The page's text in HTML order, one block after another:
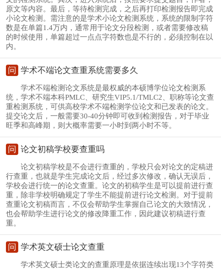
原文等内容。最后，等待检测完成，之后再打印检测报告即完成
小论文检测。需注意的是学术小论文检测系统，系统的限制字符
数是在单篇1.4万内，通常用于论文分段检测，或者需要修改稿
的时候使用，单篇超过一点点字符数也是不行的，必须控制在以
内。
问 学术不端论文查重系统需要多久
学术不端检测论文系统是最权威的本硕博学位论文检测系
统，学术不端本科PMLC、研究生VIP5.1/TMLC2、职称等论文查
重检测系统，可供高校学术不端检测学位论文和已发表的论文。
提交论文后，一般需要30-40分钟即可收到检测报告，对于毕业
旺季和高峰期，则大概率需要一小时到两小时不等。
问 论文初稿学校要查重吗
论文初稿学校是不会进行查重的，学校只会对论文的定稿进
行查重，也就是学生完成论文后，经过多次修改，确认无误后，
学校会进行统一的论文查重。论文的初稿学生是可以提前进行查
重，除非学校明确规定了学生不能提前进行论文检测。对于提前
查重论文初稿而言，不仅会帮助学生掌握自己论文的大致情况，
也会帮助学生进行论文的修改降重工作，因此建议初稿进行查
重。
问 学术英文硕士论文查重
学术英文硕士类论文的查重原理是依据连续出现13个字符类